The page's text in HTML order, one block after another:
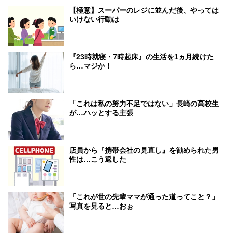
【極意】スーパーのレジに並んだ後、やっては
いけない行動は
『23時就寝・7時起床』の生活を1ヵ月続けた
ら…マジか！
「これは私の努力不足ではない」長崎の高校生
が…ハッとする主張
店員から『携帯会社の見直し』を勧められた男
性は…こう返した
「これが世の先輩ママが通った道ってこと？」
写真を見ると…おぉ